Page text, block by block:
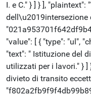
I. e C." } ] } ],
dell\u2019intersezione
"value": [ { "type": "ul",
"text": " Istituzione del
utilizzati per i lavori." } ]
divieto di transito